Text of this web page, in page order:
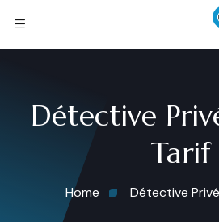
Détective
Tarif
Home Détective